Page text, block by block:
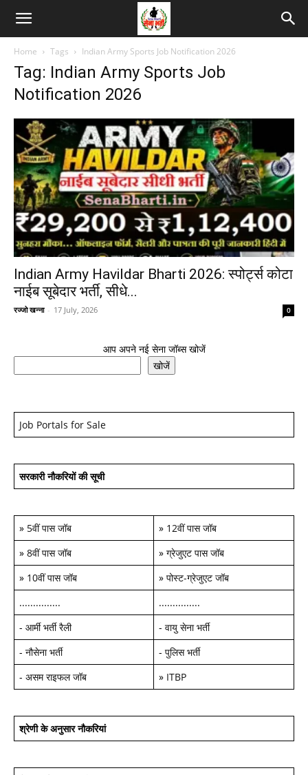
Home Tags Indian Army Sports Job Notification 2026
Tag: Indian Army Sports Job
Notification 2026
Indian Army Havildar Bharti 2026: स्पोर्ट्स कोटा
नाईब सूबेदार भर्ती, सीधे...
रज्जो खन्ना - 17 July, 2026 0
आप अपने नई सेना जॉब्स खोजें
खोजें
Job Portals for Sale
सरकारी नौकरियों की सूची
» 5वीं पास जॉब » 12वीं पास जॉब
» 8वीं पास जॉब » ग्रेजुएट पास जॉब
» 10वीं पास जॉब » पोस्ट-ग्रेजुएट जॉब
...............
...............
- आर्मी भर्ती रैली - वायु सेना भर्ती
- नौसेना भर्ती - पुलिस भर्ती
- असम राइफल जॉब » ITBP
श्रेणी के अनुसार नौकरियां